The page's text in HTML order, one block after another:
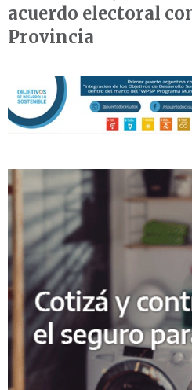
acuerdo electoral
Provincia